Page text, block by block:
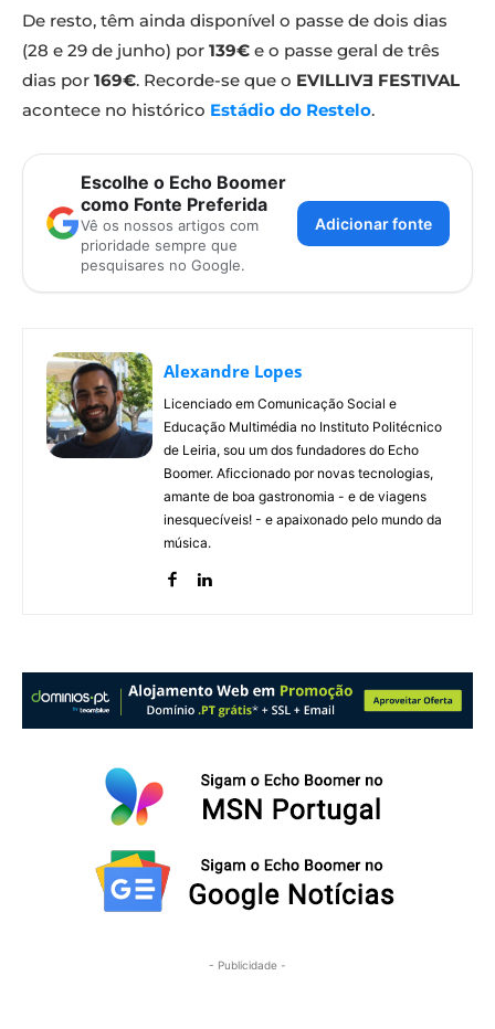
De resto, têm ainda disponível o passe de dois dias
(28 e 29 de junho) por 139€ e o passe geral de três
dias por 169€. Recorde-se que o EVILLIVƎ FESTIVAL
acontece no histórico Estádio do Restelo.
Escolhe o Echo Boomer
como Fonte Preferida
Vê os nossos artigos com
prioridade sempre que
pesquisares no Google.
Adicionar fonte
Alexandre Lopes
Licenciado em Comunicação Social e
Educação Multimédia no Instituto Politécnico
de Leiria, sou um dos fundadores do Echo
Boomer. Aficcionado por novas tecnologias,
amante de boa gastronomia - e de viagens
inesquecíveis! - e apaixonado pelo mundo da
música.
- Publicidade -